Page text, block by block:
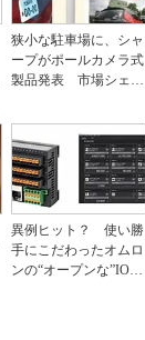
狭小な駐車場に、シャ
ープがポールカメラ式
製品発表 市場シェア
異例ヒット？ 使い勝
手にこだわったオムロ
ンの“オープンな”IO-L